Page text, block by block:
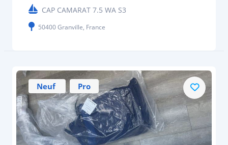
CAP CAMARAT 7.5 WA S3
50400 Granville, France
Neuf Pro